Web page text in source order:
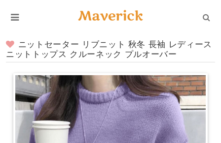
ニットセーター リブニット 秋冬 長袖 レディース
ニットトップス クルーネック プルオーバー